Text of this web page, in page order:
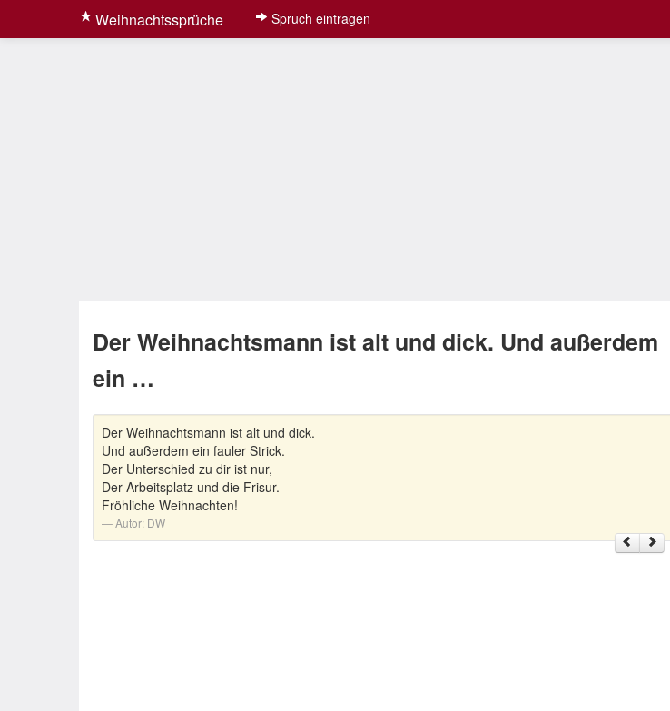
Weihnachtssprüche Spruch eintragen
Der Weihnachtsmann ist alt und dick. Und außerdem
ein …
Der Weihnachtsmann ist alt und dick.
Und außerdem ein fauler Strick.
Der Unterschied zu dir ist nur,
Der Arbeitsplatz und die Frisur.
Fröhliche Weihnachten!
Autor: DW